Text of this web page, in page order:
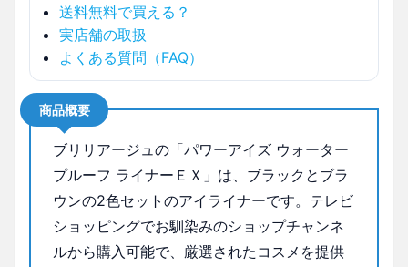
送料無料で買える？
実店舗の取扱
よくある質問（FAQ）
商品概要
ブリリアージュの「パワーアイズ ウォーター
プルーフ ライナーＥＸ」は、ブラックとブラ
ウンの2色セットのアイライナーです。テレビ
ショッピングでお馴染みのショップチャンネ
ルから購入可能で、厳選されたコスメを提供